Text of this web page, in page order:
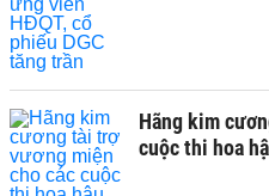
Hãng kim
cuộc thi hoa